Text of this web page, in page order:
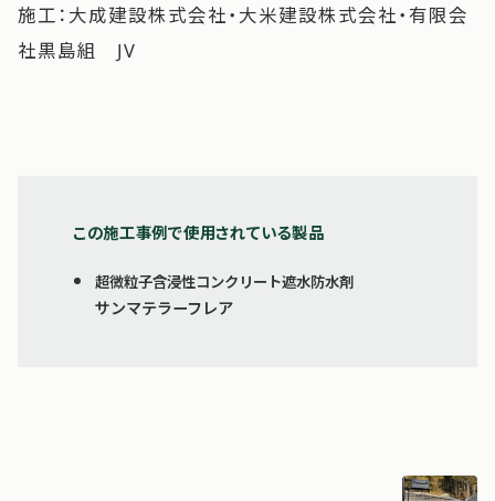
施工：大成建設株式会社・大米建設株式会社・有限会
社黒島組 JV
この施工事例で使用されている製品
超微粒子含浸性コンクリート遮水防水剤
サンマテラーフレア